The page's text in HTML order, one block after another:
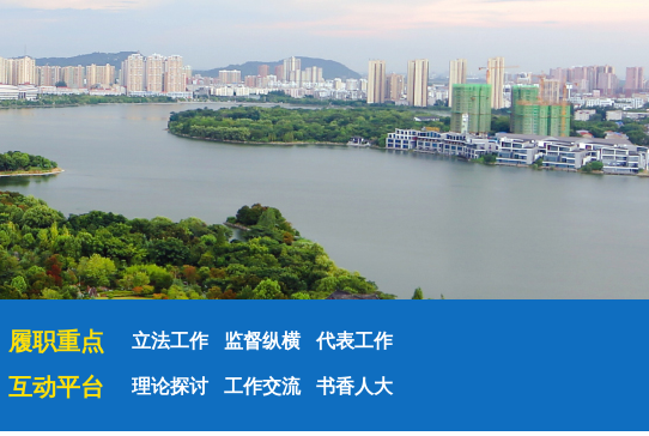
履职重点 立法工作 监督纵横 代表工作
互动平台 理论探讨 工作交流 书香人大